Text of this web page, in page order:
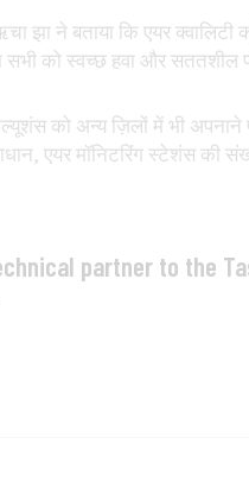
झा ने बताया कि एयर
सभी को स्वच्छ हवा और
को अन्य ज़िलों में भी अपनाने
एयर मॉनिटरिंग स्टेशंस की
partner to the